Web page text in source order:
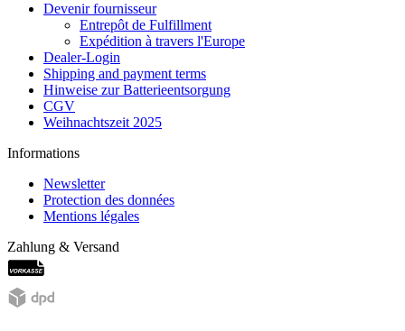
Devenir fournisseur
Entrepôt de Fulfillment
Expédition à travers l'Europe
Dealer-Login
Shipping and payment terms
Hinweise zur Batterieentsorgung
CGV
Weihnachtszeit 2025
Informations
Newsletter
Protection des données
Mentions légales
Zahlung & Versand